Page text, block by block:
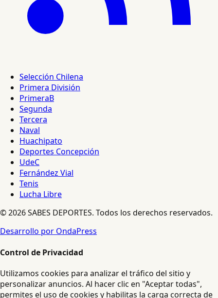
Selección Chilena
Primera División
PrimeraB
Segunda
Tercera
Naval
Huachipato
Deportes Concepción
UdeC
Fernández Vial
Tenis
Lucha Libre
© 2026 SABES DEPORTES. Todos los derechos reservados.
Desarrollo por OndaPress
Control de Privacidad
Utilizamos cookies para analizar el tráfico del sitio y
personalizar anuncios. Al hacer clic en "Aceptar todas",
permites el uso de cookies y habilitas la carga correcta de